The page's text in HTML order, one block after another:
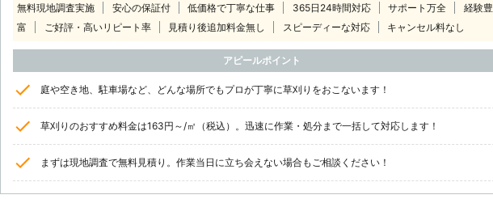
無料現地調査実施 安心の保証付 低価格で丁寧な仕事 365日24時間対応 サポート万全
経験豊
富
ご好評・高いリピート率 見積り後追加料金無し スピーディーな対応 キャンセル料なし
アピールポイント
庭や空き地、駐車場など、どんな場所でもプロが丁寧に草刈りをおこないます！
草刈りのおすすめ料金は163円～/㎡（税込）。迅速に作業・処分まで一括して対応します！
まずは現地調査で無料見積り。作業当日に立ち会えない場合もご相談ください！